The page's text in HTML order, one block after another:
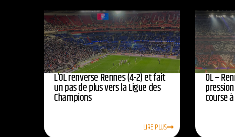
L’OL renverse Rennes (4-2) et fait
un pas de plus vers la Ligue des
Champions
LIRE PLUS
OL –
course